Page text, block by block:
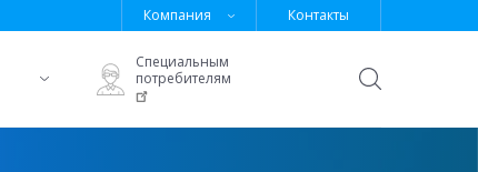
Компания Контакты
Специальным
потребителям
Открыть